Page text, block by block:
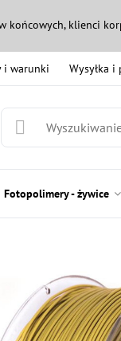
końcowych, klienci
i warunki Wysyłka i
Fotopolimery - żywice